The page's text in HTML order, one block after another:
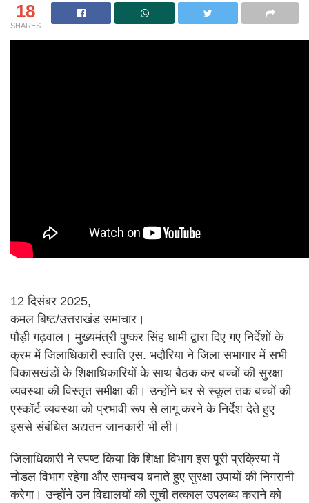
18
SHARES
12 दिसंबर 2025,
कमल बिष्ट/उत्तराखंड समाचार।
पौड़ी गढ़वाल। मुख्यमंत्री पुष्कर सिंह धामी द्वारा दिए गए निर्देशों के
क्रम में जिलाधिकारी स्वाति एस. भदौरिया ने जिला सभागार में सभी
विकासखंडों के शिक्षाधिकारियों के साथ बैठक कर बच्चों की सुरक्षा
व्यवस्था की विस्तृत समीक्षा की। उन्होंने घर से स्कूल तक बच्चों की
एस्कॉर्ट व्यवस्था को प्रभावी रूप से लागू करने के निर्देश देते हुए
इससे संबंधित अद्यतन जानकारी भी ली।
जिलाधिकारी ने स्पष्ट किया कि शिक्षा विभाग इस पूरी प्रक्रिया में
नोडल विभाग रहेगा और समन्वय बनाते हुए सुरक्षा उपायों की निगरानी
करेगा। उन्होंने उन विद्यालयों की सूची तत्काल उपलब्ध कराने को